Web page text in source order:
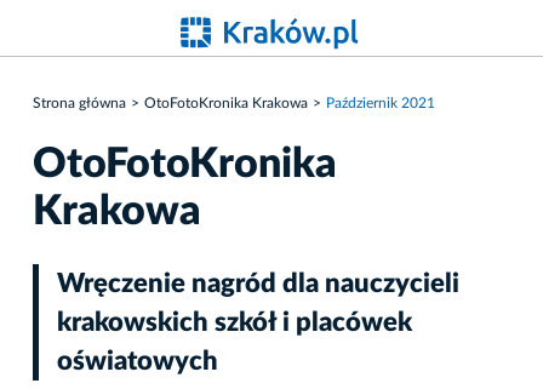
Strona główna OtoFotoKronika Krakowa Październik 2021
OtoFotoKronika
Krakowa
Wręczenie nagród dla nauczycieli
krakowskich szkół i placówek
oświatowych